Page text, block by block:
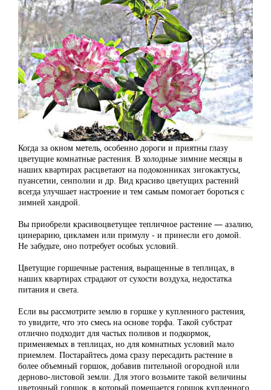
Когда за окном метель, особенно дороги и приятны глазу
цветущие комнатные растения. В холодные зимние месяцы в
наших квартирах расцветают на подоконниках зигокактусы,
пуансетии, сенполии и др. Вид красиво цветущих растений
всегда улучшает настроение и тем самым помогает бороться с
зимней хандрой.
Вы приобрели красивоцветущее тепличное растение — азалию,
цинерарию, цикламен или примулу - и принесли его домой.
Не забудьте, оно потребует особых условий.
Цветущие горшечные растения, выращенные в теплицах, в
наших квартирах страдают от сухости воздуха, недостатка
питания и света.
Если вы рассмотрите землю в горшке у купленного растения,
то увидите, что это смесь на основе торфа. Такой субстрат
отлично подходит для частых поливов и подкормок,
применяемых в теплицах, но для комнатных условий мало
приемлем. Постарайтесь дома сразу пересадить растение в
более объемный горшок, добавив пительной огородной или
дерново-листовой земли. Для этого возьмите такой величины
цветочный горшок, в который помещается горшок купленного